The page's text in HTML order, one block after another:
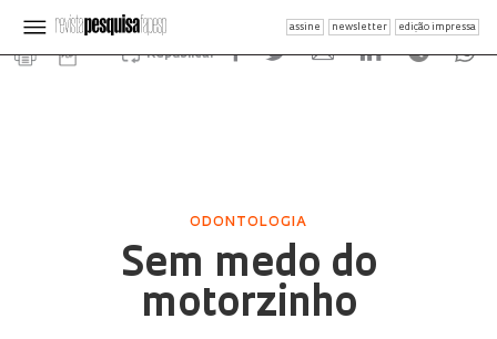
assine newsletter edição impressa
Republicar
ODONTOLOGIA
Sem medo do
motorzinho